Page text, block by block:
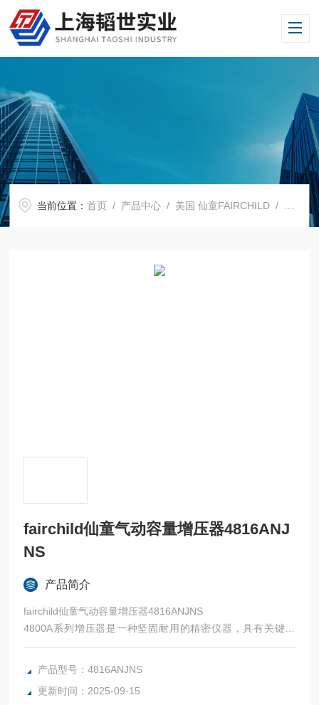
当前位置：首页 / 产品中心 / 美国 仙童FAIRCHILD / 增压器
fairchild仙童气动容量增压器4816ANJ
NS
产品简介
fairchild仙童气动容量增压器4816ANJNS
4800A系列增压器是一种坚固耐用的精密仪器，具有关键功
能，可提供可靠，高效和稳定的操作。这些包括：
固定供气阀和排气阀操作之间的死区，实现精确稳定的阀门定
整体式旁通针阀，可优化响应时间和稳定性。
产品型号：4816ANJNS
更新时间：2025-09-15